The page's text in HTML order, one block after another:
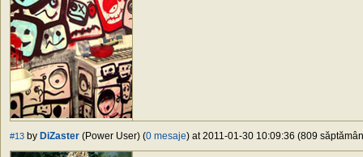
#13 by DiZaster (Power User) (0 mesaje) at 2011-01-30 10:09:36 (809